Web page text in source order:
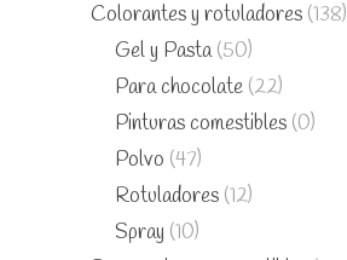
Colorantes y rotuladores (138)
Gel y Pasta (50)
Para chocolate (22)
Pinturas comestibles (0)
Polvo (47)
Rotuladores (12)
Spray (10)